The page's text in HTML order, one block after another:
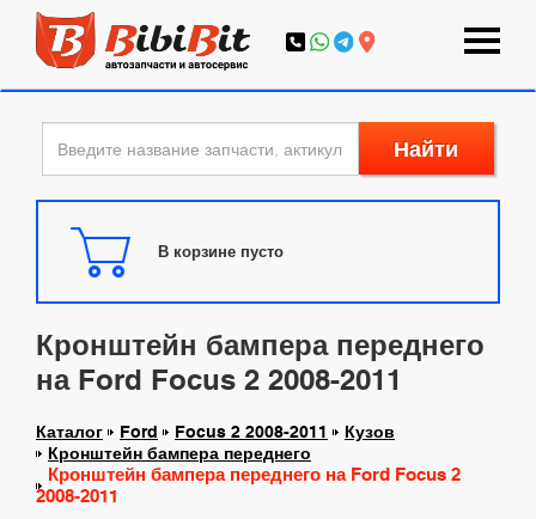
Найти
В корзине пусто
Кронштейн бампера переднего
на Ford Focus 2 2008-2011
Каталог Ford Focus 2 2008-2011
Кузов
Кронштейн бампера переднего
Кронштейн бампера переднего на Ford Focus 2
2008-2011